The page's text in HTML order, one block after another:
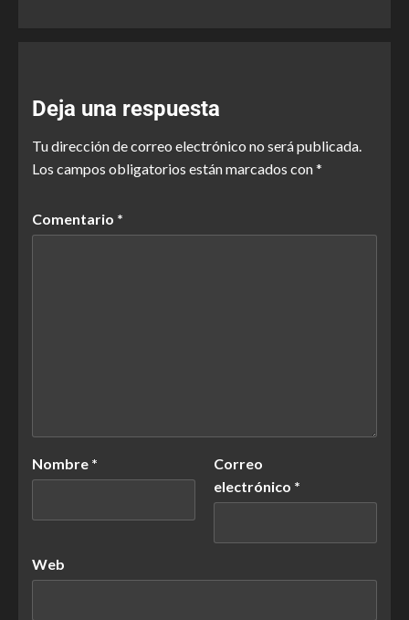
Deja una respuesta
Tu dirección de correo electrónico no será publicada.
Los campos obligatorios están marcados con*
Comentario *
Nombre *
Correo
electrónico *
Web